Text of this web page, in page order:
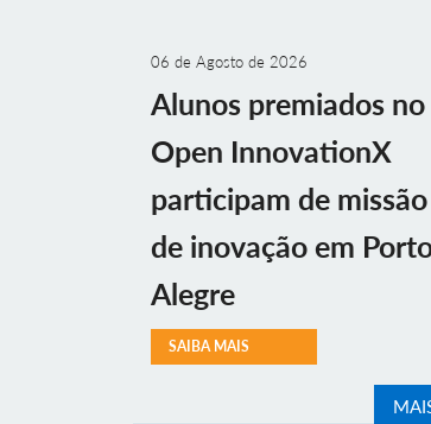
06 de Agosto de 2026
Alunos premiados no
Open InnovationX
participam de missão
de inovação em
Alegre
SAIBA MAIS